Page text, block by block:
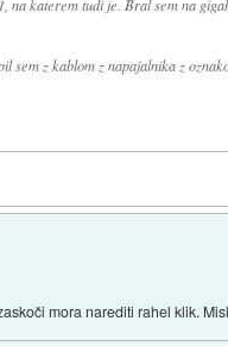
na katerem tudi je. Bral sem na
sem z kablom z napajalnika z
mora narediti rahel klik.